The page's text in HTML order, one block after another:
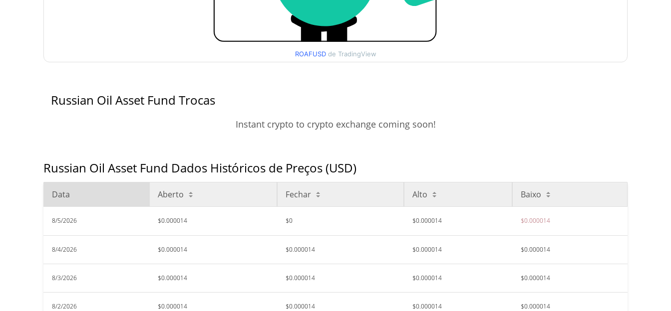
ROAFUSD de TradingView
Russian Oil Asset Fund Trocas
Instant crypto to crypto exchange coming soon!
Russian Oil Asset Fund Dados Históricos de Preços (USD)
Data Aberto Fechar Alto Baixo
8/5/2026 $0.000014 $0 $0.000014 $0.000014
8/4/2026 $0.000014 $0.000014 $0.000014 $0.000014
8/3/2026 $0.000014 $0.000014 $0.000014 $0.000014
8/2/2026 $0.000014 $0.000014 $0.000014 $0.000014